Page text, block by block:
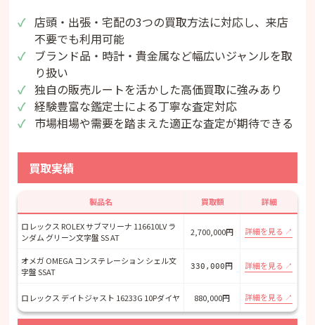
店頭・出張・宅配の3つの買取方法に対応し、来店
不要でも利用可能
ブランド品・時計・貴金属など幅広いジャンルを取
り扱い
独自の販売ルートを活かした高価買取に強みあり
経験豊富な鑑定士による丁寧な査定対応
市場相場や需要を踏まえた適正な査定が期待できる
買取実績
製品名 買取額 詳細
ロレックス ROLEX サブマリーナ 116610LV ラ
ンダム グリーン文字盤 SS AT
2,700,000円 詳細を見る
オメガ OMEGA コンステレーション シェル文
字盤 SSAT
330,000円 詳細を見る
ロレックス デイトジャスト 16233G 10Pダイヤ 880,000円 詳細を見る